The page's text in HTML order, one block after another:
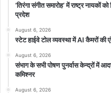
‘तिरंगा संगीत समारोह’ में राष्ट्र नायकों
प्रदेश
August 6, 2026
स्टेट हाईवे टोल व्यवस्था में AI कैमरों की
August 6, 2026
संभाग के सभी पोषण पुनर्वास केन्द्रों में
कमिश्नर
August 6, 2026